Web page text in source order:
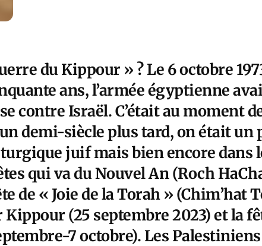
du Kippour » ? Le 6 octobre
ans, l’armée égyptienne
contre Israël. C’était au moment
demi-siècle plus tard, on était un
juif mais bien encore dans
qui va du Nouvel An (Roch
de « Joie de la Torah » (Chim’hat
(25 septembre 2023) et la
7 octobre). Les